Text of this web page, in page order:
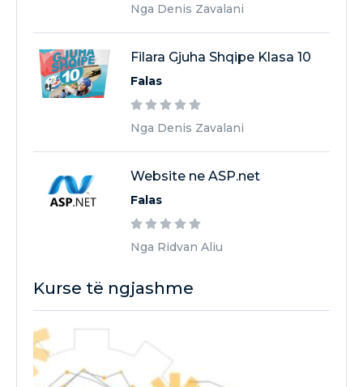
Kurse të ngjashme
Nga Denis Zavalani
Filara Gjuha Shqipe Klasa 10
Falas
Nga Denis Zavalani
Website ne ASP.net
Falas
Nga Ridvan Aliu